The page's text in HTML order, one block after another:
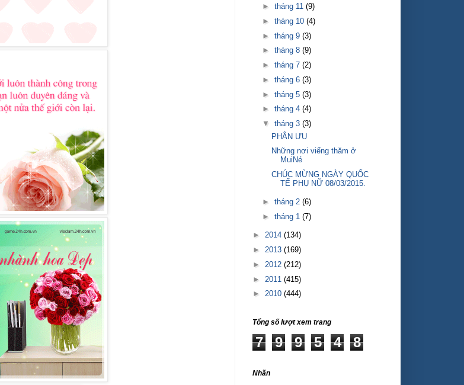
► tháng 11 (9)
► tháng 10 (4)
► tháng 9 (3)
► tháng 8 (9)
► tháng 7 (2)
► tháng 6 (3)
► tháng 5 (3)
► tháng 4 (4)
▼ tháng 3 (3)
PHÂN ƯU
Những nơi viếng thăm ở
MuiNé
CHÚC MỪNG NGÀY QUỐC
TẾ PHỤ NỮ 08/03/2015.
► tháng 2 (6)
► tháng 1 (7)
► 2014 (134)
► 2013 (169)
► 2012 (212)
► 2011 (415)
► 2010 (444)
Tổng số lượt xem trang
7 9 9 5 4 8
Nhãn